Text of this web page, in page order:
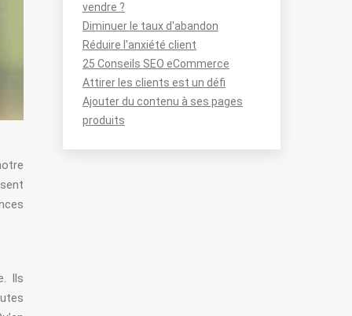
Ils
vendre ?
Diminuer le taux d'abandon
Réduire l'anxiété client
25 Conseils SEO eCommerce
Attirer les clients est un défi
Ajouter du contenu à ses pages
produits